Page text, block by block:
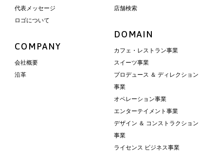
代表メッセージ
ロゴについて
COMPANY
会社概要
沿革
店舗検索
DOMAIN
カフェ・レストラン事業
スイーツ事業
プロデュース ＆ ディレクション
事業
オペレーション事業
エンターテイメント事業
デザイン ＆ コンストラクション
事業
ライセンス ビジネス事業